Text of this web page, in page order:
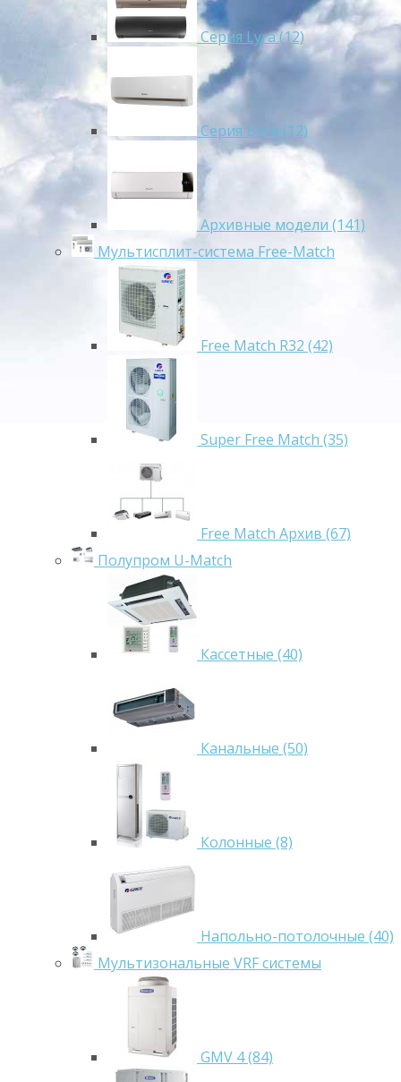
Серия Lyra (12)
Серия Bora (12)
Архивные модели (141)
Мультисплит-система Free-Match
Free Match R32 (42)
Super Free Match (35)
Free Match Архив (67)
Полупром U-Match
Кассетные (40)
Канальные (50)
Колонные (8)
Напольно-потолочные (40)
Мультизональные VRF системы
GMV 4 (84)